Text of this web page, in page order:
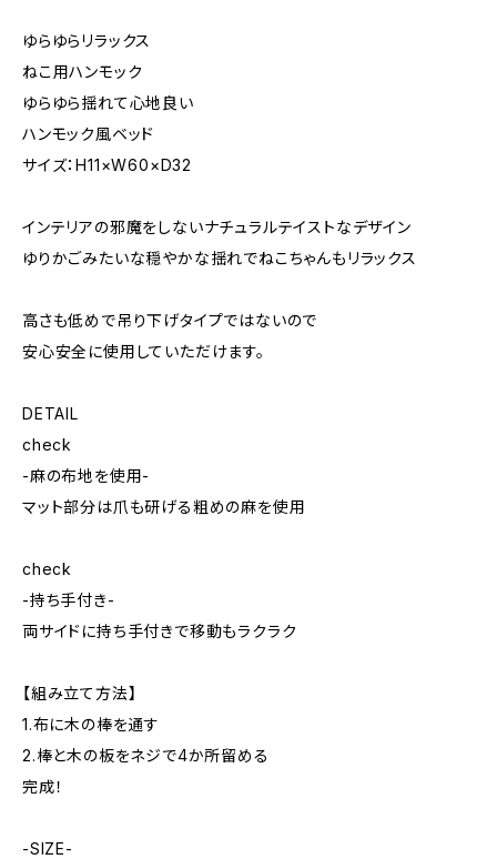
ゆらゆらリラックス
ねこ用ハンモック
ゆらゆら揺れて心地良い
ハンモック風ベッド
サイズ：H11×W60×D32
インテリアの邪魔をしないナチュラルテイストなデザイン
ゆりかごみたいな穏やかな揺れでねこちゃんもリラックス
高さも低めで吊り下げタイプではないので
安心安全に使用していただけます。
DETAIL
check
-麻の布地を使用-
マット部分は爪も研げる粗めの麻を使用
check
-持ち手付き-
両サイドに持ち手付きで移動もラクラク
【組み立て方法】
1.布に木の棒を通す
2.棒と木の板をネジで4か所留める
完成！
-SIZE-